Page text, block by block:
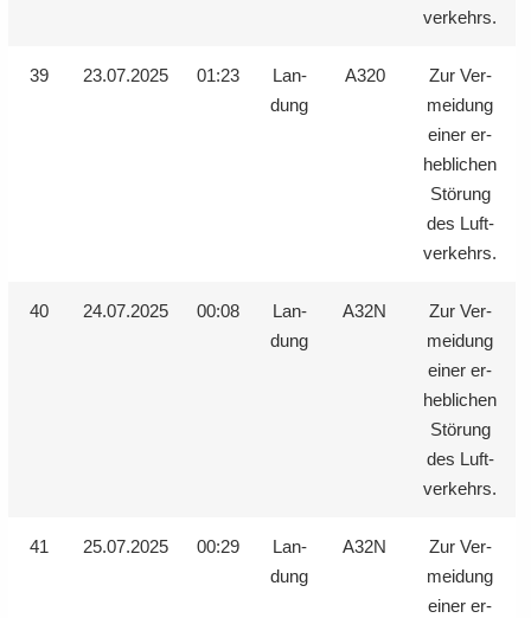
ver­kehrs.
39 23.07.2025 01:23
Lan­
dung
A320
Zur Ver­
mei­dung
einer er­
heb­li­chen
Stö­rung
des Luft­
ver­kehrs.
40 24.07.2025 00:08
Lan­
dung
A32N
Zur Ver­
mei­dung
einer er­
heb­li­chen
Stö­rung
des Luft­
ver­kehrs.
41 25.07.2025 00:29
Lan­
dung
A32N
Zur Ver­
mei­dung
einer er­